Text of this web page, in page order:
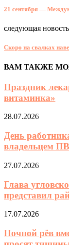
21 сентября —
следующая новость
Скоро на свалках
ВАМ ТАКЖЕ
Праздник
витаминка»
28.07.2026
День
владельцем
27.07.2026
Глава
представил
17.07.2026
Ночной рёв